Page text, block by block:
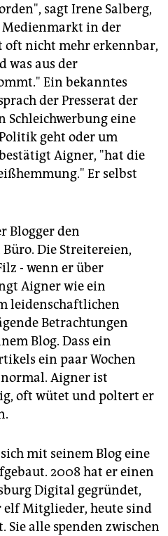
sagt Irene Salberg,
in der
oft nicht mehr erkennbar,
was aus der
Ein bekanntes
der Presserat der
Schleichwerbung eine
geht oder um
Aigner, "hat die
Er selbst
Blogger den
Die Streitereien,
- wenn er über
Aigner wie ein
leidenschaftlichen
Betrachtungen
Blog. Dass ein
ein paar Wochen
Aigner ist
oft wütet und poltert er
mit seinem Blog eine
2008 hat er einen
Digital gegründet,
Mitglieder, heute sind
Sie alle spenden zwischen